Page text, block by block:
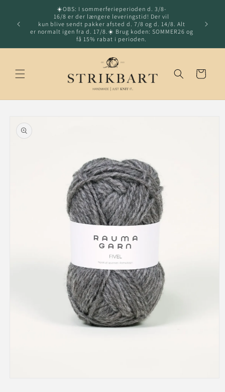
☀️OBS: I sommerferieperioden d. 3/8-
16/8 er der længere leveringstid! Der vil
kun blive sendt pakker afsted d. 7/8 og d. 14/8. Alt
er normalt igen fra d. 17/8.☀️ Brug koden: SOMMER26 og
få 15% rabat i perioden.
Hurtig
fragt
Indkøbskurv